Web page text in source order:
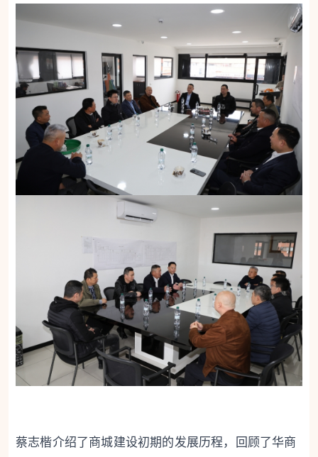
蔡志楷介绍了商城建设初期的发展历程，回顾了华商